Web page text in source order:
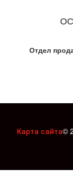
Отдел
Карта сайта©